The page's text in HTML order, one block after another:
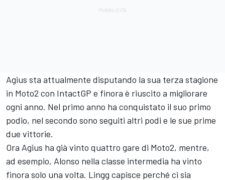
Agius sta attualmente disputando la sua terza stagione
in Moto2 con IntactGP e finora è riuscito a migliorare
ogni anno. Nel primo anno ha conquistato il suo primo
podio, nel secondo sono seguiti altri podi e le sue prime
due vittorie.
Ora Agius ha già vinto quattro gare di Moto2, mentre,
ad esempio, Alonso nella classe intermedia ha vinto
finora solo una volta. Lingg capisce perché ci sia